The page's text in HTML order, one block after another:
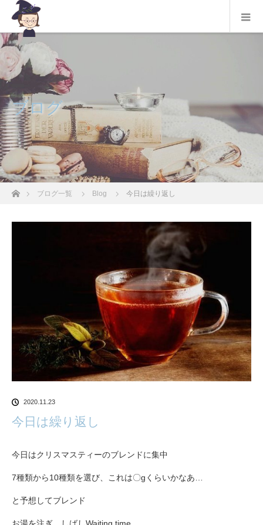
ブログ
ホームブログ一覧 Blog 今日は繰り返し
2020.11.23
今日は繰り返し
今日はクリスマスティーのブレンドに集中
7種類から10種類を選び、これは〇gくらいかなあ…
と予想してブレンド